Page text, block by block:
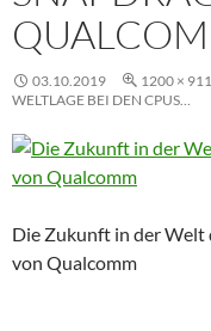
03.10.2019 1200 × 911
WELTLAGE BEI DEN CPUS…
Die Zukunft in der Welt
von Qualcomm